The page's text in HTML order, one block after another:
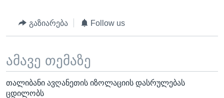
გაზიარება Follow us
ამავე თემაზე
თალიბანი ავღანეთის იზოლაციის დასრულებას
ცდილობს